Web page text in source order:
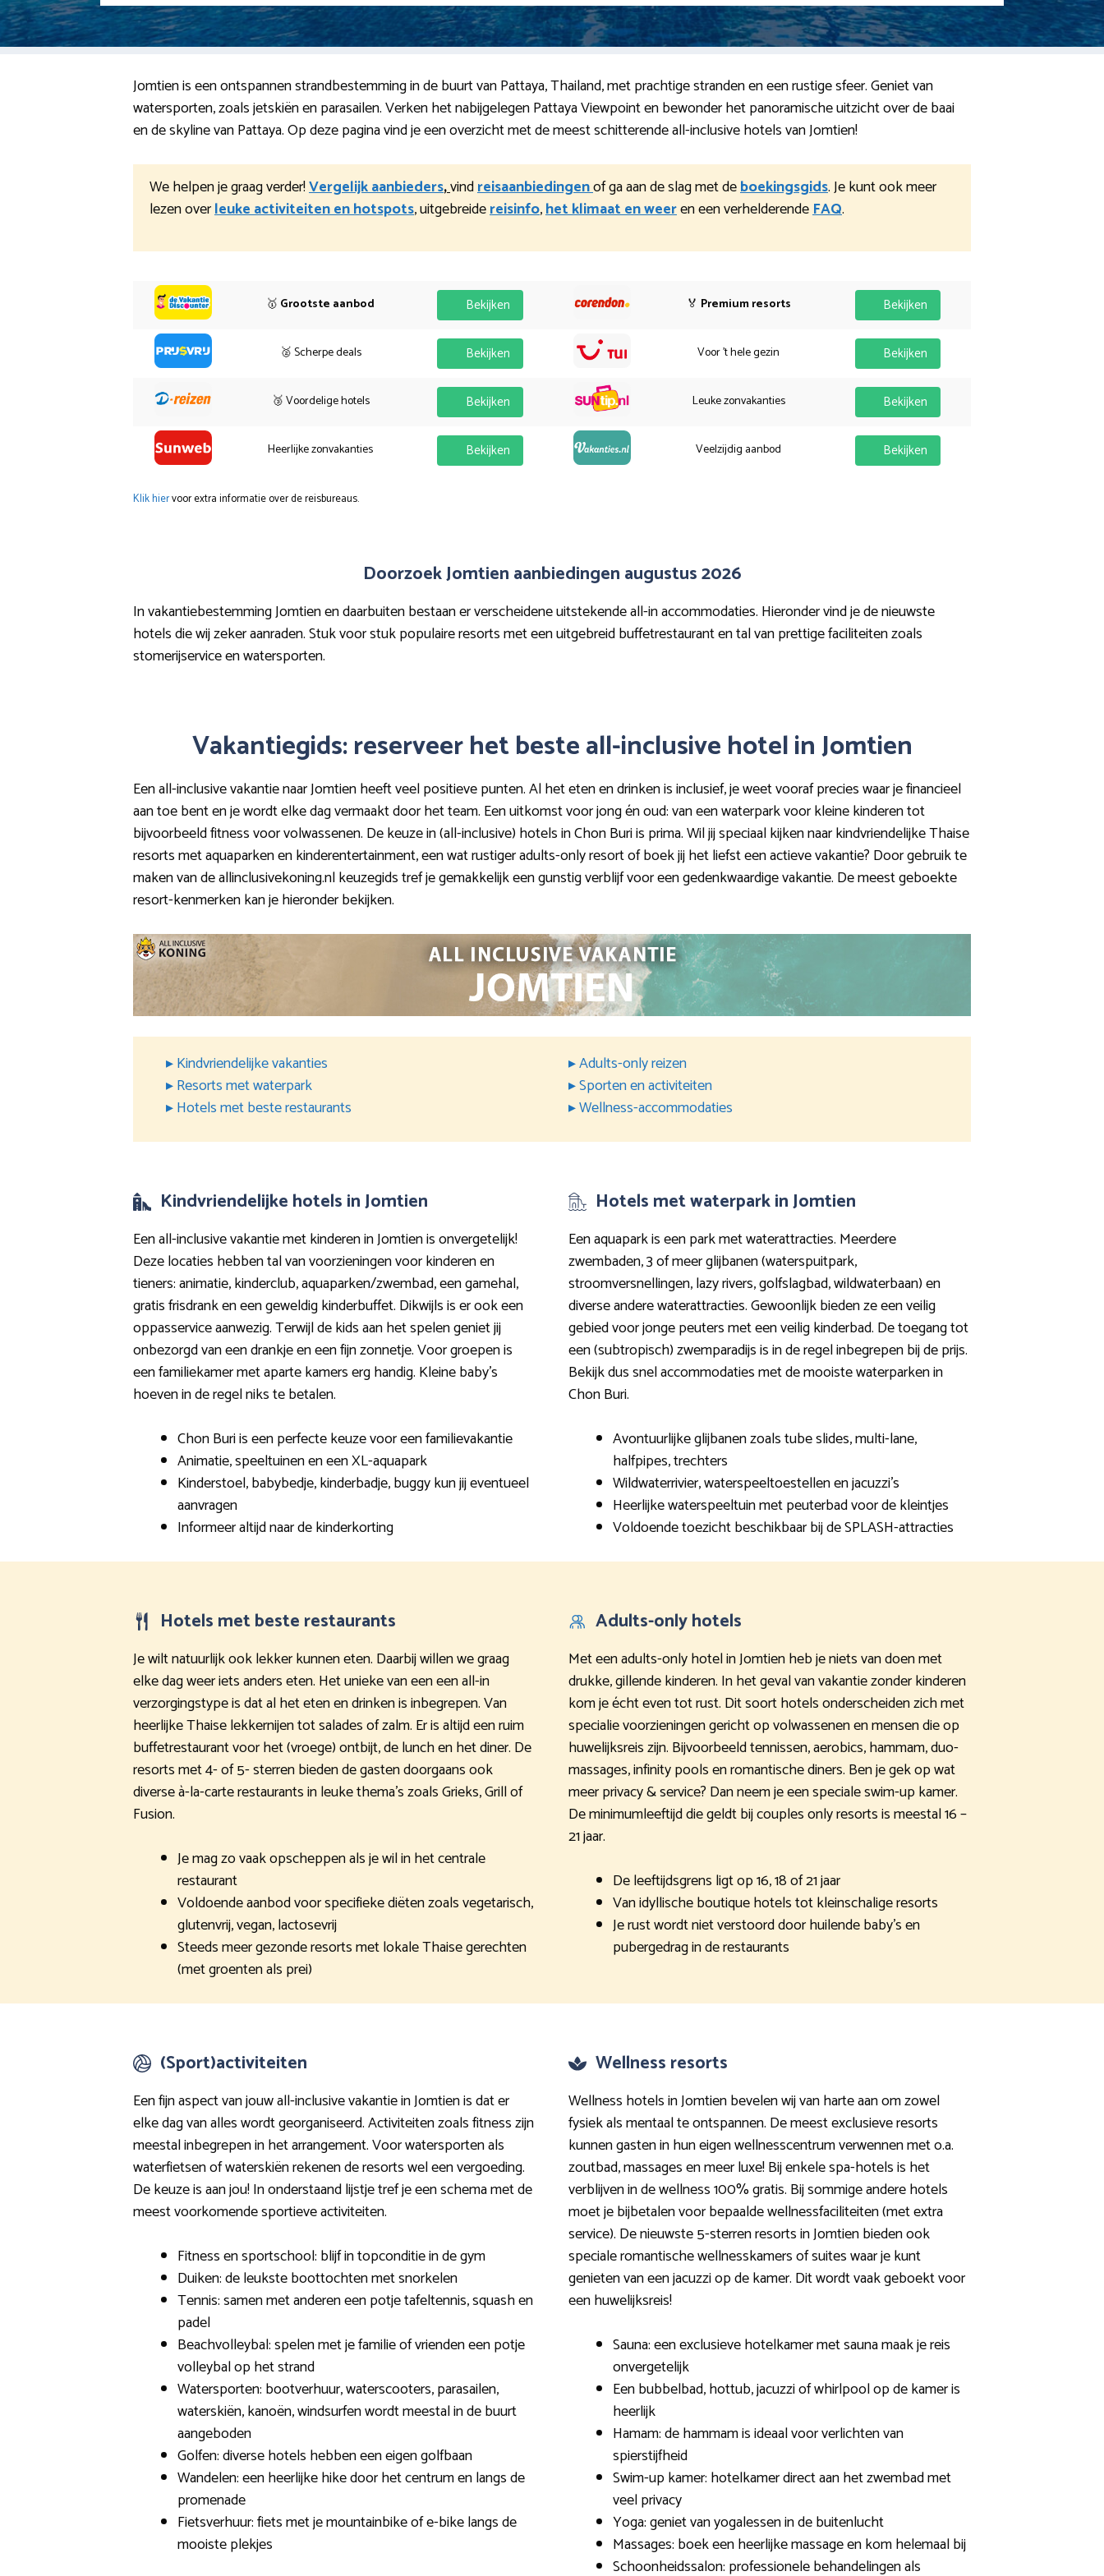
Jomtien is een ontspannen strandbestemming in de buurt van Pattaya, Thailand, met prachtige stranden en een rustige sfeer. Geniet van
watersporten, zoals jetskiën en parasailen. Verken het nabijgelegen Pattaya Viewpoint en bewonder het panoramische uitzicht over de baai
en de skyline van Pattaya. Op deze pagina vind je een overzicht met de meest schitterende all-inclusive hotels van Jomtien!
We helpen je graag verder!Vergelijk aanbieders,vindreisaanbiedingenof ga aan de slag met deboekingsgids. Je kunt ook meer
lezen overleuke activiteiten en hotspots, uitgebreidereisinfo,het klimaat en weeren een verhelderendeFAQ.
🥇 Grootste aanbod Bekijken
🥈 Scherpe deals Bekijken
🥉 Voordelige hotels Bekijken
Heerlijke zonvakanties Bekijken
🏅 Premium resorts Bekijken
Voor 't hele gezin Bekijken
Leuke zonvakanties Bekijken
Veelzijdig aanbod Bekijken
Klik hiervoor extra informatie over de reisbureaus.
Doorzoek Jomtien aanbiedingen augustus 2026
In vakantiebestemming Jomtien en daarbuiten bestaan er verscheidene uitstekende all-in accommodaties. Hieronder vind je de nieuwste
hotels die wij zeker aanraden. Stuk voor stuk populaire resorts met een uitgebreid buffetrestaurant en tal van prettige faciliteiten zoals
stomerijservice en watersporten.
Vakantiegids: reserveer het beste all-inclusive hotel in Jomtien
Een all-inclusive vakantie naar Jomtien heeft veel positieve punten. Al het eten en drinken is inclusief, je weet vooraf precies waar je financieel
aan toe bent en je wordt elke dag vermaakt door het team. Een uitkomst voor jong én oud: van een waterpark voor kleine kinderen tot
bijvoorbeeld fitness voor volwassenen. De keuze in (all-inclusive) hotels in Chon Buri is prima. Wil jij speciaal kijken naar kindvriendelijke Thaise
resorts met aquaparken en kinderentertainment, een wat rustiger adults-only resort of boek jij het liefst een actieve vakantie? Door gebruik te
maken van de allinclusivekoning.nl keuzegids tref je gemakkelijk een gunstig verblijf voor een gedenkwaardige vakantie. De meest geboekte
resort-kenmerken kan je hieronder bekijken.
▸ Kindvriendelijke vakanties
▸ Resorts met waterpark
▸ Hotels met beste restaurants
▸ Adults-only reizen
▸ Sporten en activiteiten
▸ Wellness-accommodaties
Kindvriendelijke hotels in Jomtien
Een all-inclusive vakantie met kinderen in Jomtien is onvergetelijk!
Deze locaties hebben tal van voorzieningen voor kinderen en
tieners: animatie, kinderclub, aquaparken/zwembad, een gamehal,
gratis frisdrank en een geweldig kinderbuffet. Dikwijls is er ook een
oppasservice aanwezig. Terwijl de kids aan het spelen geniet jij
onbezorgd van een drankje en een fijn zonnetje. Voor groepen is
een familiekamer met aparte kamers erg handig. Kleine baby’s
hoeven in de regel niks te betalen.
Chon Buri is een perfecte keuze voor een familievakantie
Animatie, speeltuinen en een XL-aquapark
Kinderstoel, babybedje, kinderbadje, buggy kun jij eventueel
aanvragen
Informeer altijd naar de kinderkorting
Hotels met waterpark in Jomtien
Een aquapark is een park met waterattracties. Meerdere
zwembaden, 3 of meer glijbanen (waterspuitpark,
stroomversnellingen, lazy rivers, golfslagbad, wildwaterbaan) en
diverse andere waterattracties. Gewoonlijk bieden ze een veilig
gebied voor jonge peuters met een veilig kinderbad. De toegang tot
een (subtropisch) zwemparadijs is in de regel inbegrepen bij de prijs.
Bekijk dus snel accommodaties met de mooiste waterparken in
Chon Buri.
Avontuurlijke glijbanen zoals tube slides, multi-lane,
halfpipes, trechters
Wildwaterrivier, waterspeeltoestellen en jacuzzi’s
Heerlijke waterspeeltuin met peuterbad voor de kleintjes
Voldoende toezicht beschikbaar bij de SPLASH-attracties
Hotels met beste restaurants
Je wilt natuurlijk ook lekker kunnen eten. Daarbij willen we graag
elke dag weer iets anders eten. Het unieke van een een all-in
verzorgingstype is dat al het eten en drinken is inbegrepen. Van
heerlijke Thaise lekkernijen tot salades of zalm. Er is altijd een ruim
buffetrestaurant voor het (vroege) ontbijt, de lunch en het diner. De
resorts met 4- of 5- sterren bieden de gasten doorgaans ook
diverse à-la-carte restaurants in leuke thema’s zoals Grieks, Grill of
Fusion.
Je mag zo vaak opscheppen als je wil in het centrale
restaurant
Voldoende aanbod voor specifieke diëten zoals vegetarisch,
glutenvrij, vegan, lactosevrij
Steeds meer gezonde resorts met lokale Thaise gerechten
(met groenten als prei)
Adults-only hotels
Met een adults-only hotel in Jomtien heb je niets van doen met
drukke, gillende kinderen. In het geval van vakantie zonder kinderen
kom je écht even tot rust. Dit soort hotels onderscheiden zich met
specialie voorzieningen gericht op volwassenen en mensen die op
huwelijksreis zijn. Bijvoorbeeld tennissen, aerobics, hammam, duo-
massages, infinity pools en romantische diners. Ben je gek op wat
meer privacy & service? Dan neem je een speciale swim-up kamer.
De minimumleeftijd die geldt bij couples only resorts is meestal 16 –
21 jaar.
De leeftijdsgrens ligt op 16, 18 of 21 jaar
Van idyllische boutique hotels tot kleinschalige resorts
Je rust wordt niet verstoord door huilende baby’s en
pubergedrag in de restaurants
(Sport)activiteiten
Een fijn aspect van jouw all-inclusive vakantie in Jomtien is dat er
elke dag van alles wordt georganiseerd. Activiteiten zoals fitness zijn
meestal inbegrepen in het arrangement. Voor watersporten als
waterfietsen of waterskiën rekenen de resorts wel een vergoeding.
De keuze is aan jou! In onderstaand lijstje tref je een schema met de
meest voorkomende sportieve activiteiten.
Fitness en sportschool: blijf in topconditie in de gym
Duiken: de leukste boottochten met snorkelen
Tennis: samen met anderen een potje tafeltennis, squash en
padel
Beachvolleybal: spelen met je familie of vrienden een potje
volleybal op het strand
Watersporten: bootverhuur, waterscooters, parasailen,
waterskiën, kanoën, windsurfen wordt meestal in de buurt
aangeboden
Golfen: diverse hotels hebben een eigen golfbaan
Wandelen: een heerlijke hike door het centrum en langs de
promenade
Fietsverhuur: fiets met je mountainbike of e-bike langs de
mooiste plekjes
Wellness resorts
Wellness hotels in Jomtien bevelen wij van harte aan om zowel
fysiek als mentaal te ontspannen. De meest exclusieve resorts
kunnen gasten in hun eigen wellnesscentrum verwennen met o.a.
zoutbad, massages en meer luxe! Bij enkele spa-hotels is het
verblijven in de wellness 100% gratis. Bij sommige andere hotels
moet je bijbetalen voor bepaalde wellnessfaciliteiten (met extra
service). De nieuwste 5-sterren resorts in Jomtien bieden ook
speciale romantische wellnesskamers of suites waar je kunt
genieten van een jacuzzi op de kamer. Dit wordt vaak geboekt voor
een huwelijksreis!
Sauna: een exclusieve hotelkamer met sauna maak je reis
onvergetelijk
Een bubbelbad, hottub, jacuzzi of whirlpool op de kamer is
heerlijk
Hamam: de hammam is ideaal voor verlichten van
spierstijfheid
Swim-up kamer: hotelkamer direct aan het zwembad met
veel privacy
Yoga: geniet van yogalessen in de buitenlucht
Massages: boek een heerlijke massage en kom helemaal bij
Schoonheidssalon: professionele behandelingen als